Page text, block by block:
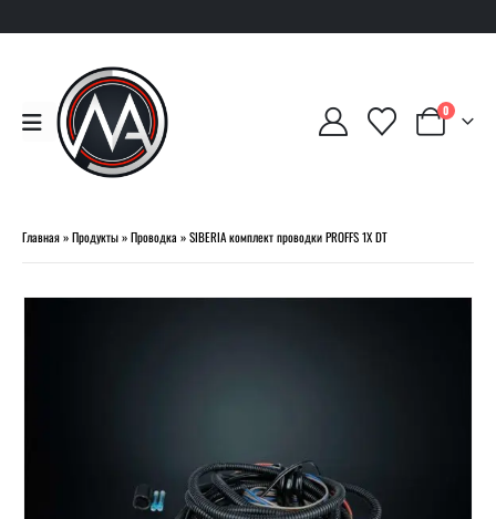
0
Главная»Продукты»Проводка »SIBERIA комплект проводки PROFFS 1X DT